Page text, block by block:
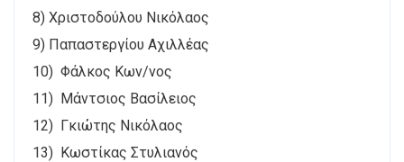
8) Χριστοδούλου Νικόλαος
9) Παπαστεργίου Αχιλλέας
10) Φάλκος Κων/νος
11) Μάντσιος Βασίλειος
12) Γκιώτης Νικόλαος
13) Κωστίκας Στυλιανός